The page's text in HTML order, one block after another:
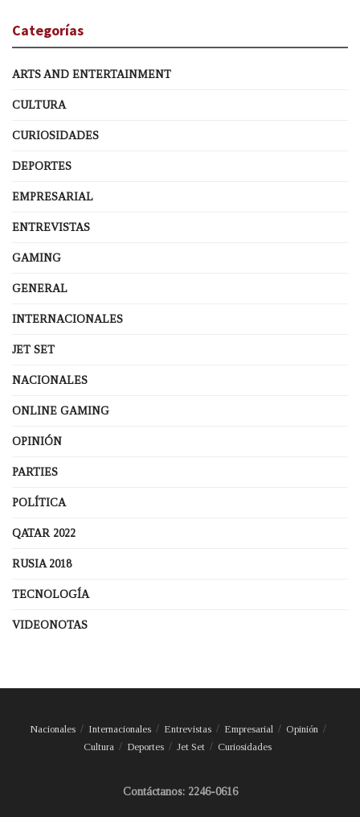
Categorías
ARTS AND ENTERTAINMENT
CULTURA
CURIOSIDADES
DEPORTES
EMPRESARIAL
ENTREVISTAS
GAMING
GENERAL
INTERNACIONALES
JET SET
NACIONALES
ONLINE GAMING
OPINIÓN
PARTIES
POLÍTICA
QATAR 2022
RUSIA 2018
TECNOLOGÍA
VIDEONOTAS
Nacionales Internacionales Entrevistas Empresarial
Opinión
Cultura
Deportes Jet Set Curiosidades
Contáctanos: 2246-0616